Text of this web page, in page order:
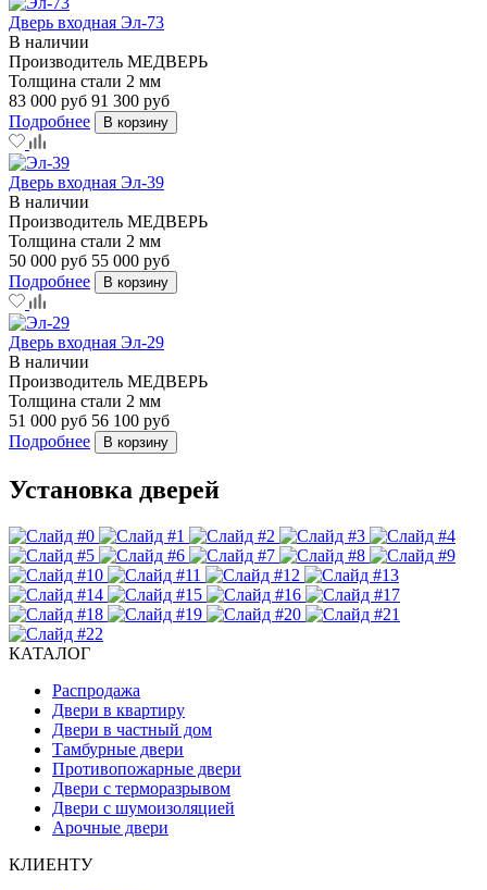
Дверь входная Эл-73
В наличии
Производитель МЕДВЕРЬ
Толщина стали 2 мм
83 000 руб 91 300 руб
Подробнее
В корзину
Дверь входная Эл-39
В наличии
Производитель МЕДВЕРЬ
Толщина стали 2 мм
50 000 руб 55 000 руб
Подробнее
В корзину
Дверь входная Эл-29
В наличии
Производитель МЕДВЕРЬ
Толщина стали 2 мм
51 000 руб 56 100 руб
Подробнее
В корзину
Установка дверей
КАТАЛОГ
Распродажа
Двери в квартиру
Двери в частный дом
Тамбурные двери
Противопожарные двери
Двери с терморазрывом
Двери с шумоизоляцией
Арочные двери
КЛИЕНТУ